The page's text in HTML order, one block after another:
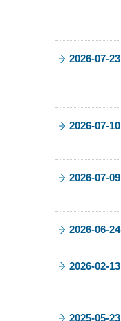
2026-07-23
2026-07-10
2026-07-09
2026-06-24
2026-02-13
2025-05-23